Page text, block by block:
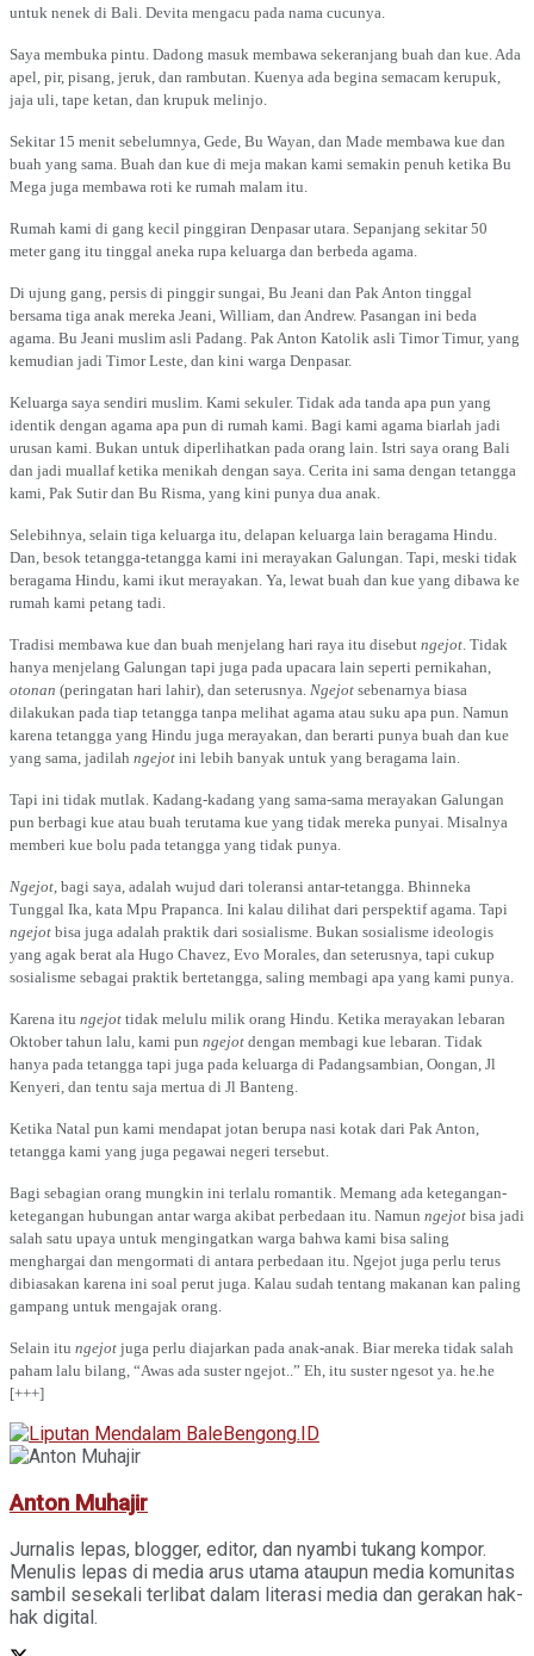
untuk nenek di Bali. Devita mengacu pada nama cucunya.
Saya membuka pintu. Dadong masuk membawa sekeranjang buah dan kue. Ada
apel, pir, pisang, jeruk, dan rambutan. Kuenya ada begina semacam kerupuk,
jaja uli, tape ketan, dan krupuk melinjo.
Sekitar 15 menit sebelumnya, Gede, Bu Wayan, dan Made membawa kue dan
buah yang sama. Buah dan kue di meja makan kami semakin penuh ketika Bu
Mega juga membawa roti ke rumah malam itu.
Rumah kami di gang kecil pinggiran Denpasar utara. Sepanjang sekitar 50
meter gang itu tinggal aneka rupa keluarga dan berbeda agama.
Di ujung gang, persis di pinggir sungai, Bu Jeani dan Pak Anton tinggal
bersama tiga anak mereka Jeani, William, dan Andrew. Pasangan ini beda
agama. Bu Jeani muslim asli Padang. Pak Anton Katolik asli Timor Timur, yang
kemudian jadi Timor Leste, dan kini warga Denpasar.
Keluarga saya sendiri muslim. Kami sekuler. Tidak ada tanda apa pun yang
identik dengan agama apa pun di rumah kami. Bagi kami agama biarlah jadi
urusan kami. Bukan untuk diperlihatkan pada orang lain. Istri saya orang Bali
dan jadi muallaf ketika menikah dengan saya. Cerita ini sama dengan tetangga
kami, Pak Sutir dan Bu Risma, yang kini punya dua anak.
Selebihnya, selain tiga keluarga itu, delapan keluarga lain beragama Hindu.
Dan, besok tetangga-tetangga kami ini merayakan Galungan. Tapi, meski tidak
beragama Hindu, kami ikut merayakan. Ya, lewat buah dan kue yang dibawa ke
rumah kami petang tadi.
Tradisi membawa kue dan buah menjelang hari raya itu disebut ngejot . Tidak
hanya menjelang Galungan tapi juga pada upacara lain seperti pernikahan,
otonan (peringatan hari lahir), dan seterusnya. Ngejot sebenarnya biasa
dilakukan pada tiap tetangga tanpa melihat agama atau suku apa pun. Namun
karena tetangga yang Hindu juga merayakan, dan berarti punya buah dan kue
yang sama, jadilah ngejot ini lebih banyak untuk yang beragama lain.
Tapi ini tidak mutlak. Kadang-kadang yang sama-sama merayakan Galungan
pun berbagi kue atau buah terutama kue yang tidak mereka punyai. Misalnya
memberi kue bolu pada tetangga yang tidak punya.
Ngejot , bagi saya, adalah wujud dari toleransi antar-tetangga. Bhinneka
Tunggal Ika, kata Mpu Prapanca. Ini kalau dilihat dari perspektif agama. Tapi
ngejot bisa juga adalah praktik dari sosialisme. Bukan sosialisme ideologis
yang agak berat ala Hugo Chavez, Evo Morales, dan seterusnya, tapi cukup
sosialisme sebagai praktik bertetangga, saling membagi apa yang kami punya.
Karena itu ngejot tidak melulu milik orang Hindu. Ketika merayakan lebaran
Oktober tahun lalu, kami pun ngejot dengan membagi kue lebaran. Tidak
hanya pada tetangga tapi juga pada keluarga di Padangsambian, Oongan, Jl
Kenyeri, dan tentu saja mertua di Jl Banteng.
Ketika Natal pun kami mendapat jotan berupa nasi kotak dari Pak Anton,
tetangga kami yang juga pegawai negeri tersebut.
Bagi sebagian orang mungkin ini terlalu romantik. Memang ada ketegangan-
ketegangan hubungan antar warga akibat perbedaan itu. Namun ngejot bisa jadi
salah satu upaya untuk mengingatkan warga bahwa kami bisa saling
menghargai dan mengormati di antara perbedaan itu. Ngejot juga perlu terus
dibiasakan karena ini soal perut juga. Kalau sudah tentang makanan kan paling
gampang untuk mengajak orang.
Selain itu ngejot juga perlu diajarkan pada anak-anak. Biar mereka tidak salah
paham lalu bilang, “Awas ada suster ngejot..” Eh, itu suster ngesot ya. he.he
[+++]
Anton Muhajir
Jurnalis lepas, blogger, editor, dan nyambi tukang kompor.
Menulis lepas di media arus utama ataupun media komunitas
sambil sesekali terlibat dalam literasi media dan gerakan hak-
hak digital.